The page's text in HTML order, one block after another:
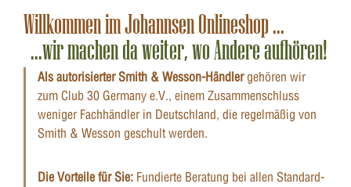
Willkommen im Johannsen Onlineshop ...
...wir machen da weiter, wo Andere aufhören!
Als autorisierter Smith & Wesson-Händlergehören wir
zum Club 30 Germany e.V., einem Zusammenschluss
weniger Fachhändler in Deutschland, die regelmäßig von
Smith & Wesson geschult werden.
Die Vorteile für Sie: Fundierte Beratung bei allen Standard-